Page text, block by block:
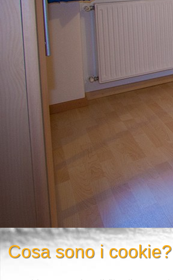
Cosa sono i cookie?